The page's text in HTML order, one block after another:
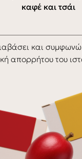
καφέ και τσάι
και συμφωνώ
απορρήτου του